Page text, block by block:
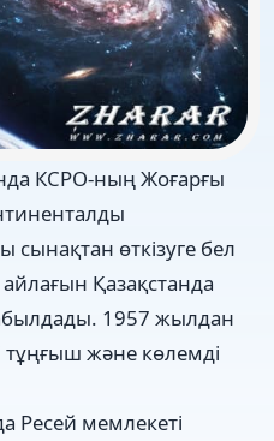
КСРО-ның Жоғарғы
өткізуге бел
айлағын Қазақстанда
1957 жылдан
тұңғыш және көлемді
Ресей мемлекеті